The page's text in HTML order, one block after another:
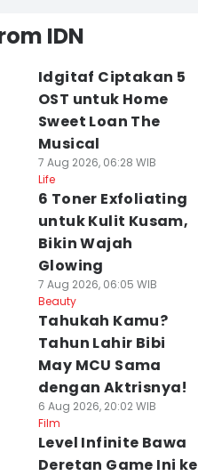
IDN
Idgitaf Ciptakan 5
OST untuk Home
Sweet Loan The
Musical
7 Aug 2026, 06:28 WIB
Life
6 Toner Exfoliating
untuk Kulit Kusam,
Bikin Wajah
Glowing
7 Aug 2026, 06:05 WIB
Beauty
Tahukah Kamu?
Tahun Lahir Bibi
May MCU Sama
dengan Aktrisnya!
6 Aug 2026, 20:02 WIB
Film
Level Infinite Bawa
Deretan Game Ini ke